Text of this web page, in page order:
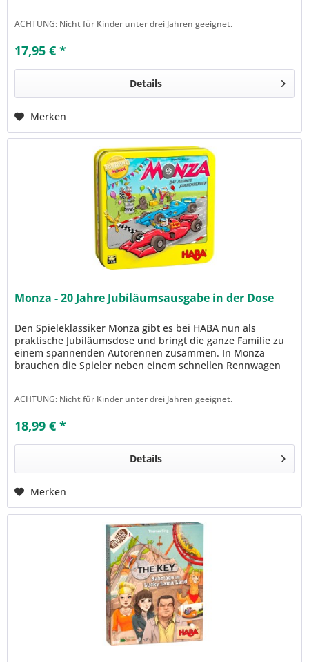
ACHTUNG: Nicht für Kinder unter drei Jahren geeignet.
17,95 € *
Details
Merken
Monza - 20 Jahre Jubiläumsausgabe in der Dose
Den Spieleklassiker Monza gibt es bei HABA nun als
praktische Jubiläumsdose und bringt die ganze Familie zu
einem spannenden Autorennen zusammen. In Monza
brauchen die Spieler neben einem schnellen Rennwagen
ACHTUNG: Nicht für Kinder unter drei Jahren geeignet.
18,99 € *
Details
Merken